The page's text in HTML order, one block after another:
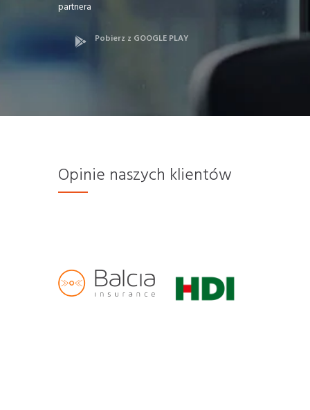
partnera
Pobierz z GOOGLE PLAY
Opinie naszych klientów